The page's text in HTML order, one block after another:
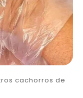
cachorros de